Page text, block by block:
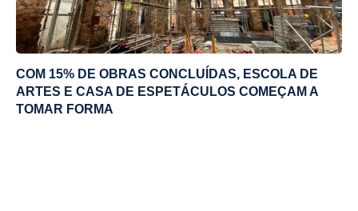
COM 15% DE OBRAS CONCLUÍDAS, ESCOLA DE
ARTES E CASA DE ESPETÁCULOS COMEÇAM A
TOMAR FORMA